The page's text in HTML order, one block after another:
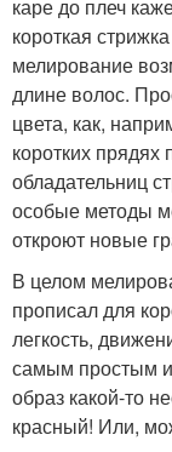
каре до плеч
короткая
мелирование
длине волос.
цвета, как,
коротких
обладательниц
особые методы
откроют новые
В целом
прописал для
легкость,
самым простым
образ какой-то
красный! Или,